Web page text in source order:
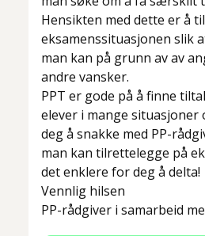
Hensikten med dette er å
eksamenssituasjonen slik
man kan på grunn av av
andre vansker.
PPT er gode på å finne
elever i mange situasjoner
deg å snakke med PP-
man kan tilrettelegge på
det enklere for deg å delta!
Vennlig hilsen
PP-rådgiver i samarbeid